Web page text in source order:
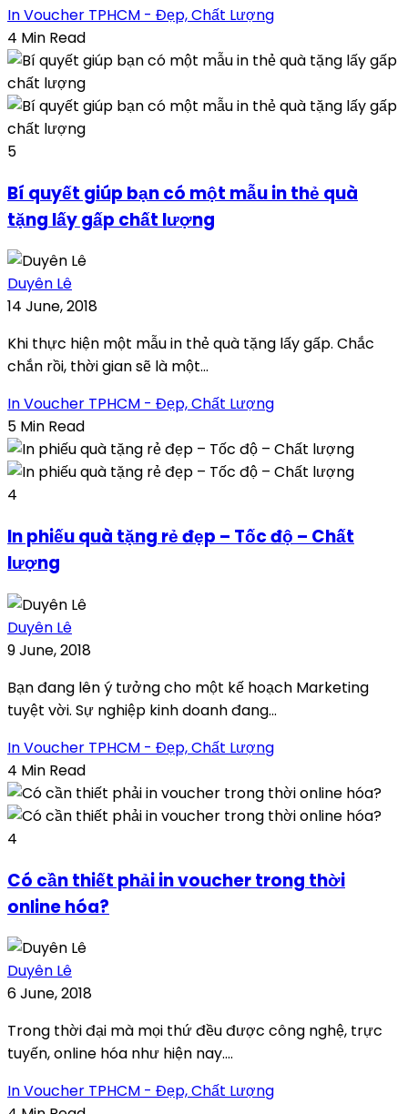
In Voucher TPHCM - Đẹp, Chất Lượng
4 Min Read
5
Bí quyết giúp bạn có một mẫu in thẻ quà
tặng lấy gấp chất lượng
Duyên Lê
14 June, 2018
Khi thực hiện một mẫu in thẻ quà tặng lấy gấp. Chắc
chắn rồi, thời gian sẽ là một...
In Voucher TPHCM - Đẹp, Chất Lượng
5 Min Read
4
In phiếu quà tặng rẻ đẹp – Tốc độ – Chất
lượng
Duyên Lê
9 June, 2018
Bạn đang lên ý tưởng cho một kế hoạch Marketing
tuyệt vời. Sự nghiệp kinh doanh đang...
In Voucher TPHCM - Đẹp, Chất Lượng
4 Min Read
4
Có cần thiết phải in voucher trong thời
online hóa?
Duyên Lê
6 June, 2018
Trong thời đại mà mọi thứ đều được công nghệ, trực
tuyến, online hóa như hiện nay....
In Voucher TPHCM - Đẹp, Chất Lượng